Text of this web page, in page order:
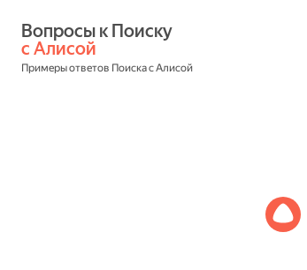
с Алисой
Примеры ответов Поиска с Алисой